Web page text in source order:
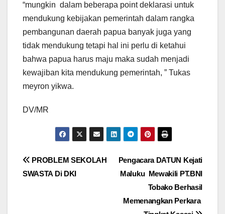
“mungkin dalam beberapa point deklarasi untuk
mendukung kebijakan pemerintah dalam rangka
pembangunan daerah papua banyak juga yang
tidak mendukung tetapi hal ini perlu di ketahui
bahwa papua harus maju maka sudah menjadi
kewajiban kita mendukung pemerintah, ” Tukas
meyron yikwa.
DV/MR
Navigasi
Pengacara DATUN Kejati
Maluku Mewakili PT.BNI
Tobako Berhasil
Memenangkan Perkara
PROBLEM SEKOLAH
SWASTA Di DKI